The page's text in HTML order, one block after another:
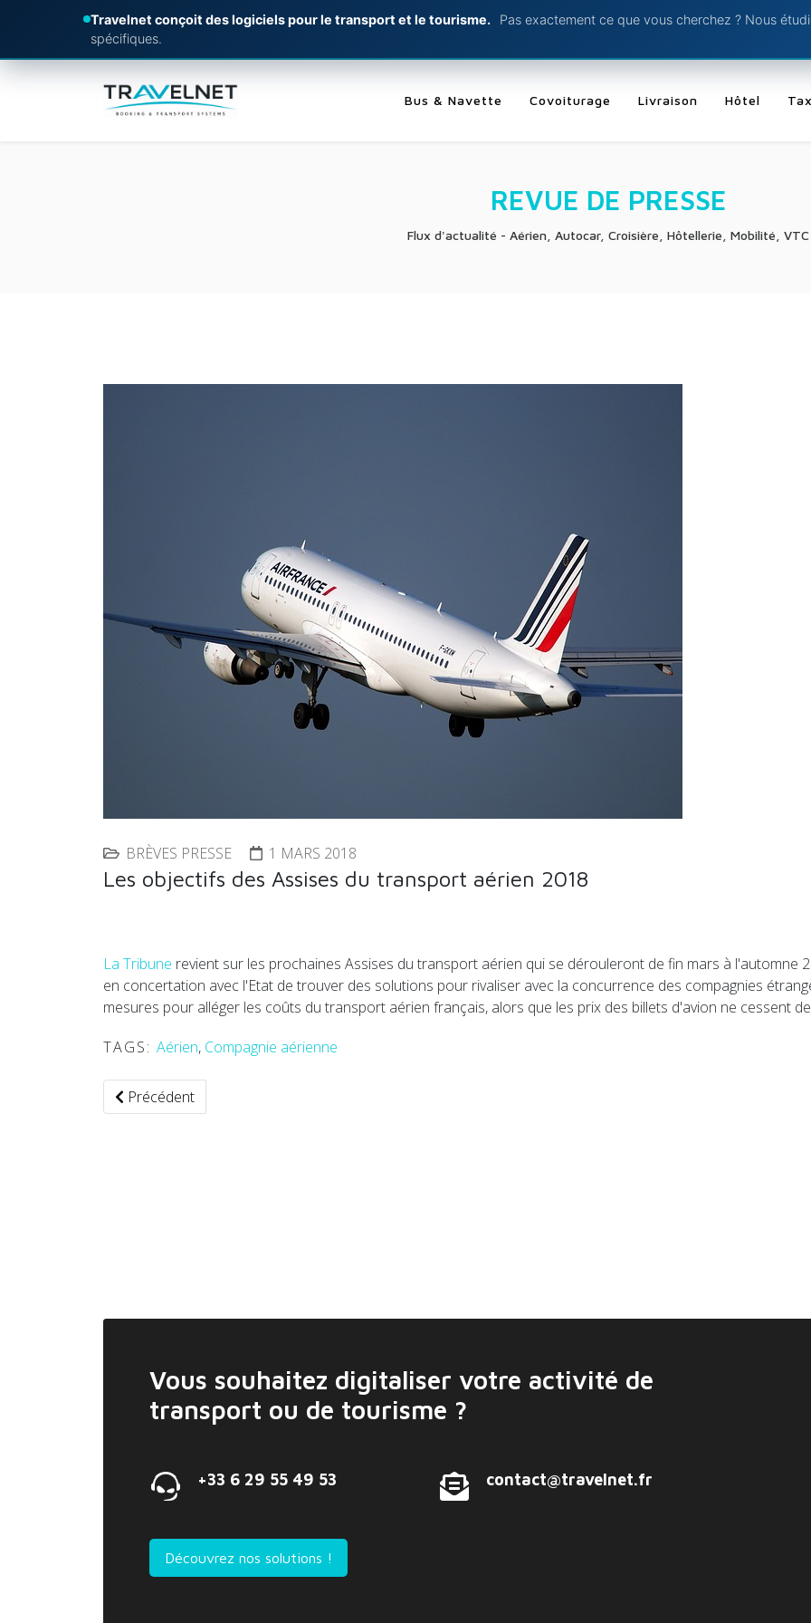
Travelnet conçoit des logiciels pour le transport et le tourisme.
Pas exactement ce que vous cherchez ? Nous
spécifiques.
Bus & Navette Covoiturage Livraison Hôtel
REVUE DE PRESSE
Flux d'actualité - Aérien, Autocar, Croisière, Hôtellerie, Mobilité, VTC
BRÈVES PRESSE 1 MARS 2018
Les objectifs des Assises du transport aérien 2018
La Tribune revient sur les prochaines Assises du transport aérien qui se dérouleront de fin mars à l'automne
en concertation avec l'Etat de trouver des solutions pour rivaliser avec la concurrence des compagnies
mesures pour alléger les coûts du transport aérien français, alors que les prix des billets d'avion ne cessent
TAGS: Aérien, Compagnie aérienne
Article précédent : Automobile et Smartphones : les tendances du Mobile World Congress 2018
Précédent
Vous souhaitez digitaliser votre activité de
transport ou de tourisme ?
+33 6 29 55 49 53 contact@travelnet.fr
Découvrez nos solutions !